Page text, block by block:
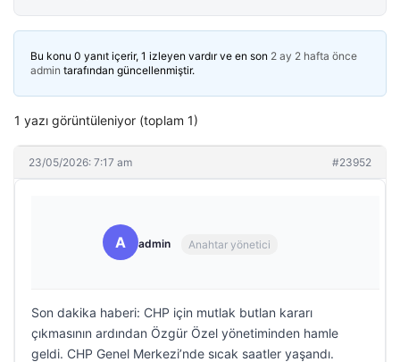
Bu konu 0 yanıt içerir, 1 izleyen vardır ve en son 2 ay 2 hafta önce
admin tarafından güncellenmiştir.
1 yazı görüntüleniyor (toplam 1)
23/05/2026: 7:17 am #23952
A admin Anahtar yönetici
Son dakika haberi: CHP için mutlak butlan kararı
çıkmasının ardından Özgür Özel yönetiminden hamle
geldi. CHP Genel Merkezi’nde sıcak saatler yaşandı.